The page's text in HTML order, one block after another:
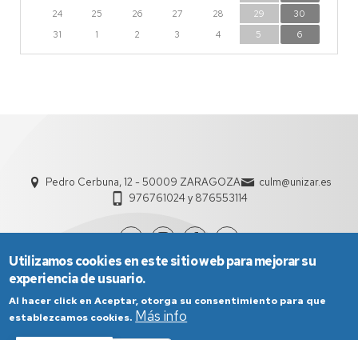
24
25 26 27 28 29
30
31
1 2 3 4 5 6
Pedro Cerbuna, 12 - 50009 ZARAGOZA
culm@unizar.es
976761024 y 876553114
Utilizamos cookies en este sitio web para mejorar su
experiencia de usuario.
Al hacer click en Aceptar, otorga su consentimiento para que
establezcamos cookies. Más info